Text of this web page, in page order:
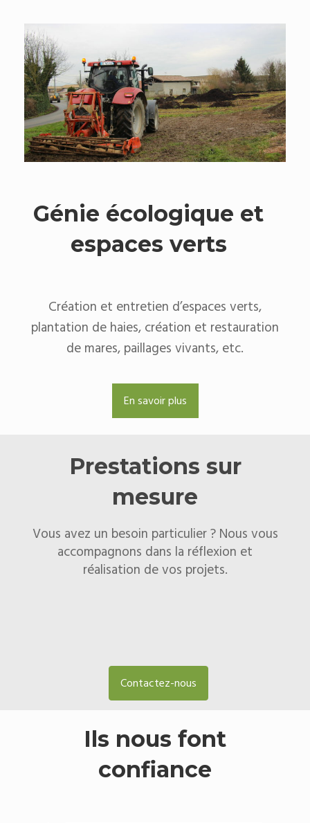
Génie écologique et
espaces verts
Création et entretien d’espaces verts,
plantation de haies, création et restauration
de mares, paillages vivants, etc.
En savoir plus
Prestations sur
mesure
Vous avez un besoin particulier ? Nous vous
accompagnons dans la réflexion et
réalisation de vos projets.
Contactez-nous
Ils nous font
confiance